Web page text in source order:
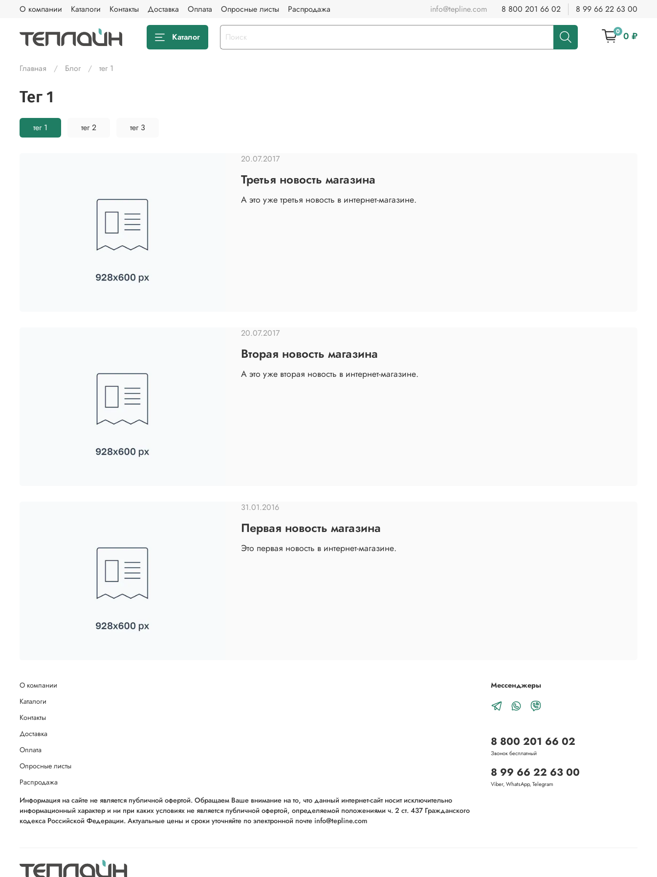
О компании Каталоги Контакты Доставка Оплата Опросные листы Распродажа info@tepline.com 8 800 201 66 02 8 99 66 22 63 00
Каталог 0 0 ₽
Главная Блог тег 1
тег 1
тег 1 тег 2 тег 3
Третья новость магазина
А это уже третья новость в интернет-магазине.
20.07.2017
Вторая новость магазина
А это уже вторая новость в интернет-магазине.
20.07.2017
Первая новость магазина
Это первая новость в интернет-магазине.
31.01.2016
О компании
Каталоги
Контакты
Доставка
Оплата
Опросные листы
Распродажа
Информация на сайте не является публичной офертой. Обращаем Ваше внимание на то, что данный интернет-сайт носит исключительно
информационный характер и ни при каких условиях не является публичной офертой, определяемой положениями ч. 2 ст. 437 Гражданского
кодекса Российской Федерации. Актуальные цены и сроки уточняйте по электронной почте info@tepline.com
Мессенджеры
8 800 201 66 02
Звонок бесплатный
8 99 66 22 63 00
Viber, WhatsApp, Telegram